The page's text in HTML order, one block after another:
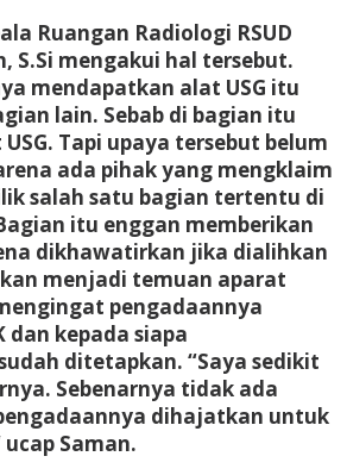
Ruangan Radiologi RSUD
S.Si mengakui hal tersebut.
mendapatkan alat USG itu
lain. Sebab di bagian itu
Tapi upaya tersebut belum
ada pihak yang mengklaim
salah satu bagian tertentu di
itu enggan memberikan
dikhawatirkan jika dialihkan
menjadi temuan aparat
pengadaannya
dan kepada siapa
ditetapkan. “Saya sedikit
Sebenarnya tidak ada
dihajatkan untuk
ucap Saman.